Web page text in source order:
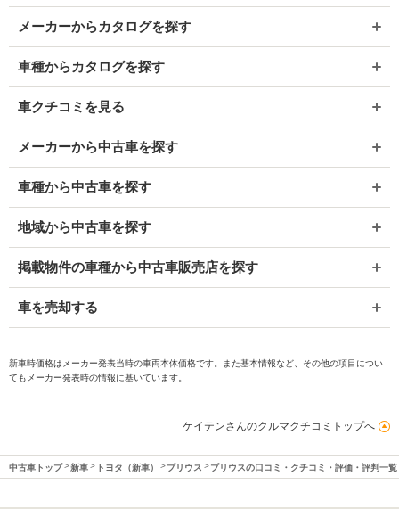
メーカーからカタログを探す
車種からカタログを探す
車クチコミを見る
メーカーから中古車を探す
車種から中古車を探す
地域から中古車を探す
掲載物件の車種から中古車販売店を探す
車を売却する
新車時価格はメーカー発表当時の車両本体価格です。また基本情報など、その他の項目につい
てもメーカー発表時の情報に基いています。
ケイテンさんのクルマクチコミトップへ
中古車トップ 新車 トヨタ（新車） プリウス プリウスの口コミ・クチコミ・評価・評判一覧